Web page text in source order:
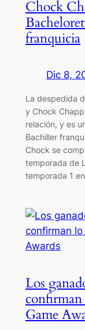
Chock
franquicia
Dic 8,
La despedida
y Chock
relación, y es
Bachiller
Chock se
temporada de
temporada 1
Los
confirman
Game